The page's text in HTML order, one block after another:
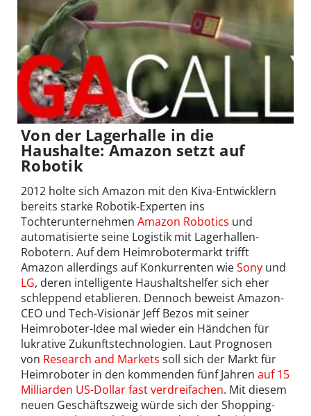
Von der Lagerhalle in die
Haushalte: Amazon setzt auf
Robotik
2012 holte sich Amazon mit den Kiva-Entwicklern
bereits starke Robotik-Experten ins
Tochterunternehmen Amazon Robotics und
automatisierte seine Logistik mit Lagerhallen-
Robotern. Auf dem Heimrobotermarkt trifft
Amazon allerdings auf Konkurrenten wieSony und
LG, deren intelligente Haushaltshelfer sich eher
schleppend etablieren. Dennoch beweist Amazon-
CEO und Tech-Visionär Jeff Bezos mit seiner
Heimroboter-Idee mal wieder ein Händchen für
lukrative Zukunftstechnologien. Laut Prognosen
von Research and Markets soll sich der Markt für
Heimroboter in den kommenden fünf Jahren auf 15
Milliarden US-Dollar fast verdreifachen. Mit diesem
neuen Geschäftszweig würde sich der Shopping-